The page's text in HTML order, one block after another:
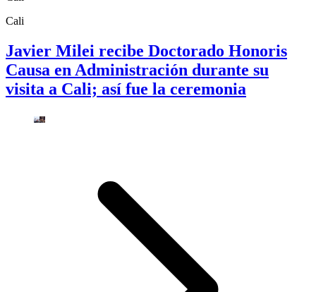
Cali
Javier Milei recibe Doctorado Honoris
Causa en Administración durante su
visita a Cali; así fue la ceremonia